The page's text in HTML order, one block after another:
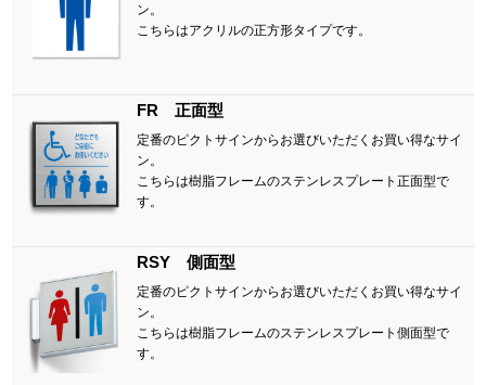
ン。
こちらはアクリルの正方形タイプです。
FR 正面型
定番のピクトサインからお選びいただくお買い得なサイ
ン。
こちらは樹脂フレームのステンレスプレート正面型で
す。
RSY 側面型
定番のピクトサインからお選びいただくお買い得なサイ
ン。
こちらは樹脂フレームのステンレスプレート側面型で
す。